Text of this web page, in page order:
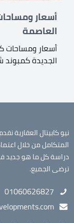
أسعار
العاصمة
أسعار ومساحات
الجديدة كمبوند
نيو كابيتال العقارية
المتكامل من خلال
دراسة كل ما هو جديد
ترضى الجميع.
01060626827